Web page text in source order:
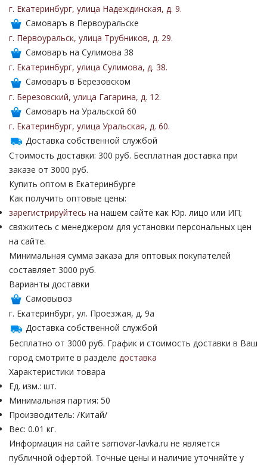
г. Екатеринбург, улица Надеждинская, д. 9.
Самоваръ в Первоуральске
г. Первоуральск, улица Трубников, д. 29.
Самоваръ на Сулимова 38
г. Екатеринбург, улица Сулимова, д. 38.
Самоваръ в Березовском
г. Березовский, улица Гагарина, д. 12.
Самоваръ на Уральской 60
г. Екатеринбург, улица Уральская, д. 60.
Доставка собственной службой
Стоимость доставки: 300 руб. Бесплатная доставка при
заказе от 3000 руб.
Купить оптом в Екатеринбурге
Как получить оптовые цены:
зарегистрируйтесь на нашем сайте как Юр. лицо или ИП;
свяжитесь с менеджером для установки персональных цен
на сайте.
Минимальная сумма заказа для оптовых покупателей
составляет 3000 руб.
Варианты доставки
Самовывоз
г. Екатеринбург, ул. Проезжая, д. 9а
Доставка собственной службой
Бесплатно от 3000 руб. График и стоимость доставки в Ваш
город смотрите в разделе доставка
Характеристики товара
Ед. изм.: шт.
Минимальная партия: 50
Производитель: /Китай/
Вес: 0.01 кг.
Информация на сайте samovar-lavka.ru не является
публичной офертой. Точные цены и наличие уточняйте у